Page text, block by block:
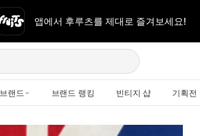
앱에서 후루츠를 제대로 즐겨보세요!
브랜드 브랜드 랭킹 빈티지 샵 기획전